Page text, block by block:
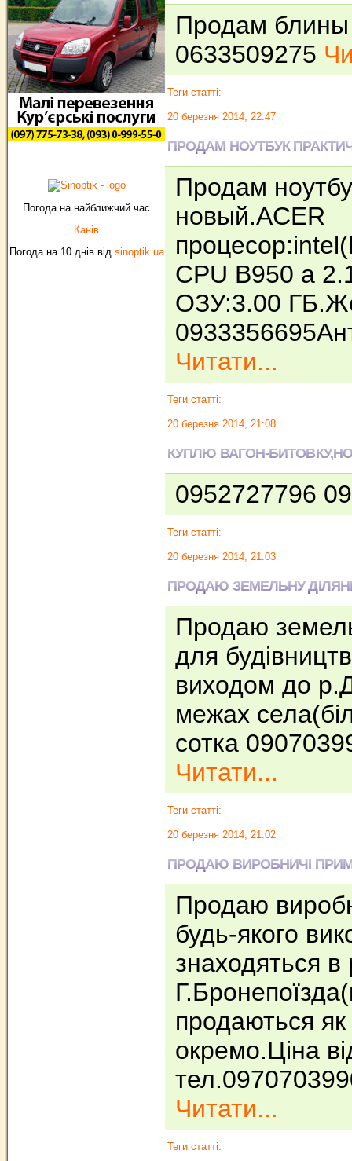
Погода на найближчий час
Канів
Погода на 10 днів від sinoptik.ua
Продам блины
0633509275
Теги статті:
20 березня 2014, 22:47
ПРОДАМ НОУТБУК
Продам
новый.ACER
CPU B950 a
OЗУ:3.00
Читати...
Теги статті:
20 березня 2014, 21:08
КУПЛЮ ВАГОН-
0952727796
Теги статті:
20 березня 2014, 21:03
ПРОДАЮ ЗЕМЕЛЬНУ
Продаю
для
виходом до
межах
сотка
Читати...
Теги статті:
20 березня 2014, 21:02
ПРОДАЮ ВИРОБНИЧІ
Продаю
будь-якого
знаходяться в
продаються
окремо.Ціна
Читати...
Теги статті: